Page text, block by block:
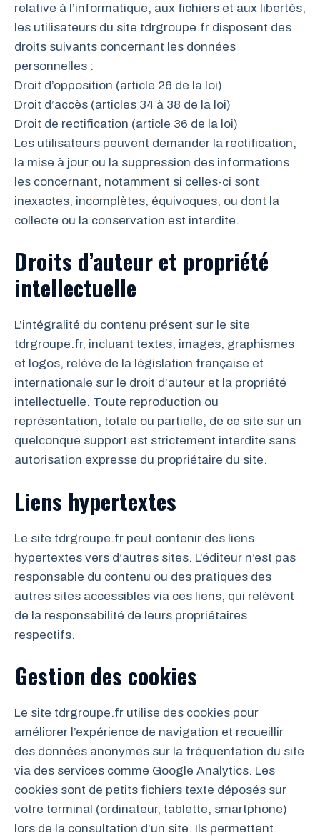
relative à l’informatique, aux fichiers et aux libertés,
les utilisateurs du site tdrgroupe.fr disposent des
droits suivants concernant les données
personnelles :
Droit d’opposition (article 26 de la loi)
Droit d’accès (articles 34 à 38 de la loi)
Droit de rectification (article 36 de la loi)
Les utilisateurs peuvent demander la rectification,
la mise à jour ou la suppression des informations
les concernant, notamment si celles-ci sont
inexactes, incomplètes, équivoques, ou dont la
collecte ou la conservation est interdite.
Droits d’auteur et propriété
intellectuelle
L’intégralité du contenu présent sur le site
tdrgroupe.fr, incluant textes, images, graphismes
et logos, relève de la législation française et
internationale sur le droit d’auteur et la propriété
intellectuelle. Toute reproduction ou
représentation, totale ou partielle, de ce site sur un
quelconque support est strictement interdite sans
autorisation expresse du propriétaire du site.
Liens hypertextes
Le site tdrgroupe.fr peut contenir des liens
hypertextes vers d’autres sites. L’éditeur n’est pas
responsable du contenu ou des pratiques des
autres sites accessibles via ces liens, qui relèvent
de la responsabilité de leurs propriétaires
respectifs.
Gestion des cookies
Le site tdrgroupe.fr utilise des cookies pour
améliorer l’expérience de navigation et recueillir
des données anonymes sur la fréquentation du site
via des services comme Google Analytics. Les
cookies sont de petits fichiers texte déposés sur
votre terminal (ordinateur, tablette, smartphone)
lors de la consultation d’un site. Ils permettent